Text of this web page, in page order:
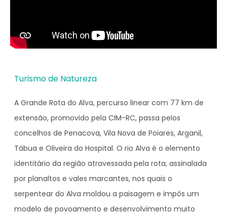
Turismo de Natureza
A Grande Rota do Alva, percurso linear com 77 km de
extensão, promovido pela CIM-RC, passa pelos
concelhos de Penacova, Vila Nova de Poiares, Arganil,
Tábua e Oliveira do Hospital. O rio Alva é o elemento
identitário da região atravessada pela rota, assinalada
por planaltos e vales marcantes, nos quais o
serpentear do Alva moldou a paisagem e impôs um
modelo de povoamento e desenvolvimento muito